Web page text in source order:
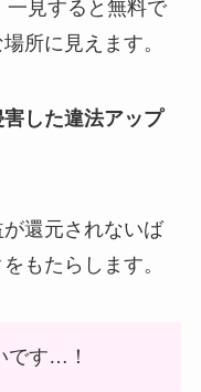
一見すると無料で
所に見えます。
した違法アップ
還元されないば
もたらします。
です…！